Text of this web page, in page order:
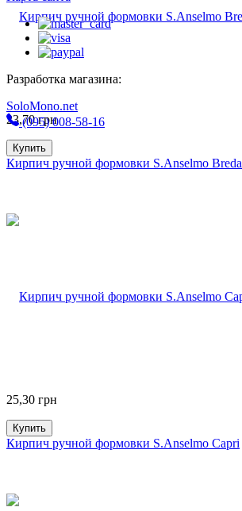
23,70грн
Купить
Кирпич ручной формовки S.Anselmo Breda
25,30 грн
Купить
Кирпич ручной формовки S.Anselmo Capri
Разработка магазина:
SoloMono.net
(095) 008-58-16